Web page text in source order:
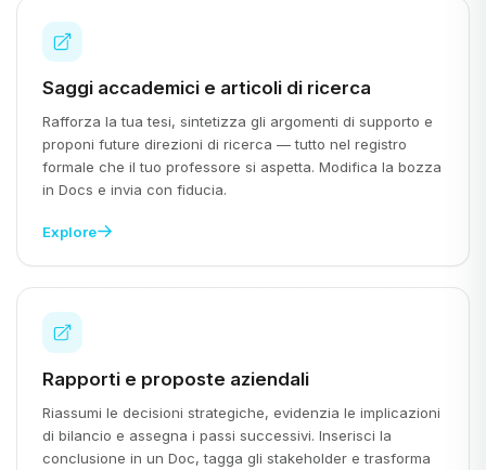
Saggi accademici e articoli di ricerca
Rafforza la tua tesi, sintetizza gli argomenti di supporto e
proponi future direzioni di ricerca — tutto nel registro
formale che il tuo professore si aspetta. Modifica la bozza
in Docs e invia con fiducia.
Explore
Rapporti e proposte aziendali
Riassumi le decisioni strategiche, evidenzia le implicazioni
di bilancio e assegna i passi successivi. Inserisci la
conclusione in un Doc, tagga gli stakeholder e trasforma